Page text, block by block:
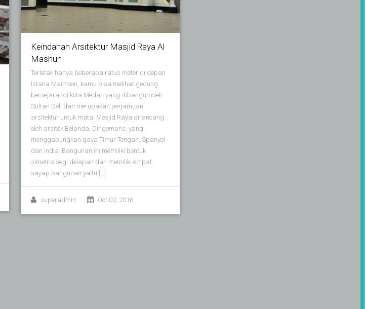
Keindahan Arsitektur Masjid Raya Al
Mashun
Terletak hanya beberapa ratus meter di depan
Istana Maimoon, kamu bisa melihat gedung
bersejarahdi kota Medan yang dibangun oleh
Sultan Deli dan merupakan perjamuan
arsitektur untuk mata. Mesjid Raya dirancang
oleh arsitek Belanda, Dingemans, yang
menggabungkan gaya Timur Tengah, Spanyol
dan India. Bangunan ini memiliki bentuk
simetris segi delapan dan memiliki empat
sayap bangunan yaitu […]
superadmin Oct 02, 2016